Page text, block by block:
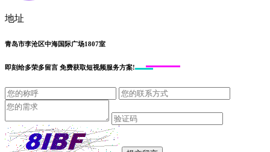
地址
青岛市李沧区中海国际广场1807室
即刻给多荣多留言 免费获取短视频服务方案!